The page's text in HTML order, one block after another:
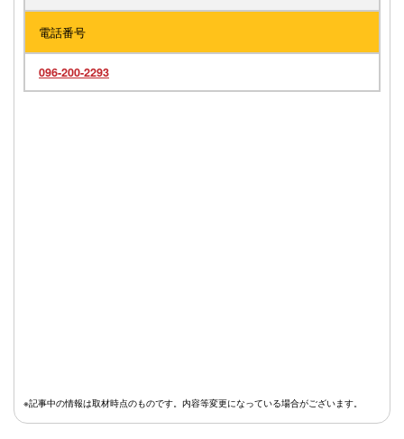
電話番号
096-200-2293
※記事中の情報は取材時点のものです。内容等変更になっている場合がございます。